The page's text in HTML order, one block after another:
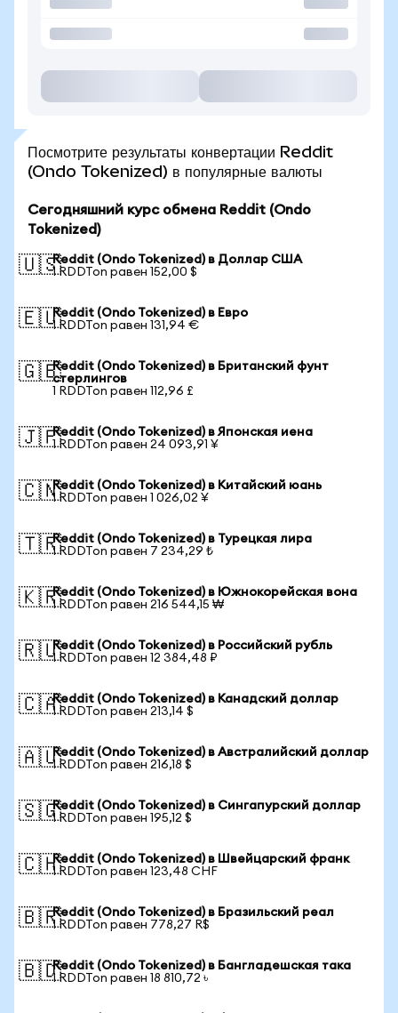
Посмотрите результаты конвертации Reddit
(Ondo Tokenized) в популярные валюты
Сегодняшний курс обмена Reddit (Ondo
Tokenized)
🇺🇸Reddit (Ondo Tokenized) в Доллар США
1 RDDTon равен 152,00 $
🇪🇺Reddit (Ondo Tokenized) в Евро
1 RDDTon равен 131,94 €
🇬🇧Reddit (Ondo Tokenized) в Британский фунт
стерлингов
1 RDDTon равен 112,96 £
🇯🇵Reddit (Ondo Tokenized) в Японская иена
1 RDDTon равен 24 093,91 ¥
🇨🇳Reddit (Ondo Tokenized) в Китайский юань
1 RDDTon равен 1 026,02 ¥
🇹🇷Reddit (Ondo Tokenized) в Турецкая лира
1 RDDTon равен 7 234,29 ₺
🇰🇷Reddit (Ondo Tokenized) в Южнокорейская вона
1 RDDTon равен 216 544,15 ₩
🇷🇺Reddit (Ondo Tokenized) в Российский рубль
1 RDDTon равен 12 384,48 ₽
🇨🇦Reddit (Ondo Tokenized) в Канадский доллар
1 RDDTon равен 213,14 $
🇦🇺Reddit (Ondo Tokenized) в Австралийский доллар
1 RDDTon равен 216,18 $
🇸🇬Reddit (Ondo Tokenized) в Сингапурский доллар
1 RDDTon равен 195,12 $
🇨🇭Reddit (Ondo Tokenized) в Швейцарский франк
1 RDDTon равен 123,48 CHF
🇧🇷Reddit (Ondo Tokenized) в Бразильский реал
1 RDDTon равен 778,27 R$
🇧🇩Reddit (Ondo Tokenized) в Бангладешская така
1 RDDTon равен 18 810,72 ৳